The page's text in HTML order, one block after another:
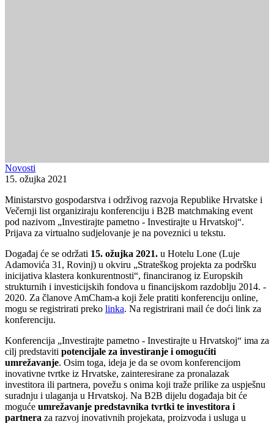
Novosti
15. ožujka 2021
Ministarstvo gospodarstva i održivog razvoja Republike Hrvatske i
Večernji list organiziraju konferenciju i B2B matchmaking event
pod nazivom „Investirajte pametno - Investirajte u Hrvatskoj“.
Prijava za virtualno sudjelovanje je na poveznici u tekstu.
Događaj će se održati 15. ožujka 2021. u Hotelu Lone (Luje
Adamovića 31, Rovinj) u okviru „Strateškog projekta za podršku
inicijativa klastera konkurentnosti“, financiranog iz Europskih
strukturnih i investicijskih fondova u financijskom razdoblju 2014. -
2020. Za članove AmCham-a koji žele pratiti konferenciju online,
mogu se registrirati preko linka. Na registrirani mail će doći link za
konferenciju.
Konferencija „Investirajte pametno - Investirajte u Hrvatskoj“ ima za
cilj predstaviti potencijale za investiranje i omogućiti
umrežavanje. Osim toga, ideja je da se ovom konferencijom
inovativne tvrtke iz Hrvatske, zainteresirane za pronalazak
investitora ili partnera, povežu s onima koji traže prilike za uspješnu
suradnju i ulaganja u Hrvatskoj. Na B2B dijelu događaja bit će
moguće umrežavanje predstavnika tvrtki te investitora i
partnera za razvoj inovativnih projekata, proizvoda i usluga u